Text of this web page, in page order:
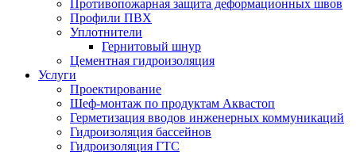
Противопожарная защита деформационных швов
Профили ПВХ
Уплотнители
Гернитовый шнур
Цементная гидроизоляция
Услуги
Проектирование
Шеф-монтаж по продуктам Аквастоп
Герметизация вводов инженерных коммуникаций
Гидроизоляция бассейнов
Гидроизоляция ГТС